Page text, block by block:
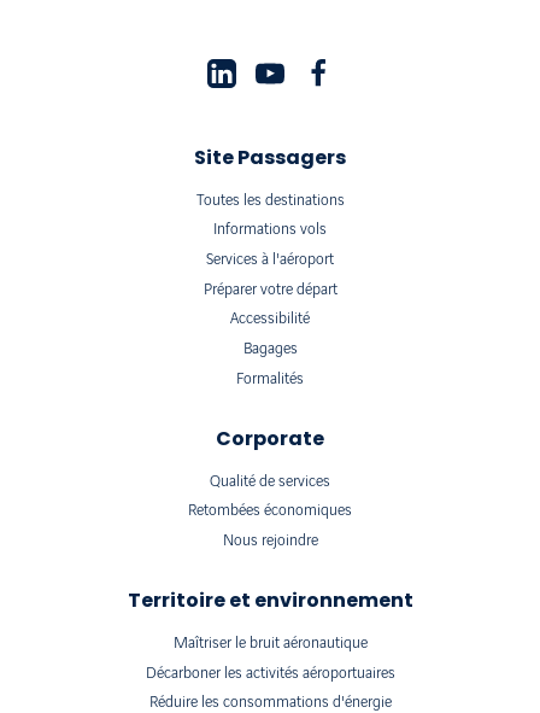
Site Passagers
Toutes les destinations
Informations vols
Services à l'aéroport
Préparer votre départ
Accessibilité
Bagages
Formalités
Corporate
Qualité de services
Retombées économiques
Nous rejoindre
Territoire et environnement
Maîtriser le bruit aéronautique
Décarboner les activités aéroportuaires
Réduire les consommations d'énergie